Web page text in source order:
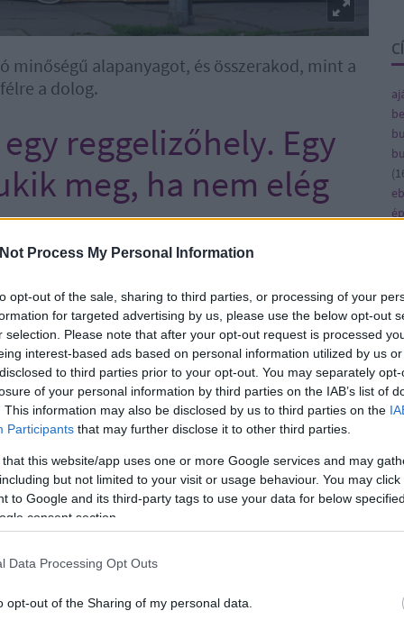
Process My Personal Information
opt-out of the sale, sharing to third parties, or processing of your
for targeted advertising by us, please use the below opt-out
selection. Please note that after your opt-out request is processed
interest-based ads based on personal information utilized by us
to third parties prior to your opt-out. You may separately
of your personal information by third parties on the IAB’s list of
This information may also be disclosed by us to third parties on the
Participants that may further disclose it to other third parties.
that this website/app uses one or more Google services and may
but not limited to your visit or usage behaviour. You may
to Google and its third-party tags to use your data for below
consent section.
Data Processing Opt Outs
opt-out of the Sharing of my personal data.
minőségű alapanyagot, és összerakod, mint a
a dolog.
reggelizőhely. Egy
meg, ha nem elég
éppen ezért fél lábbal még az ágyban
egy télikertet rendeznénk be a saját
andalító zene.
el a helyen, tökéletesen sikerült ezt
(
(